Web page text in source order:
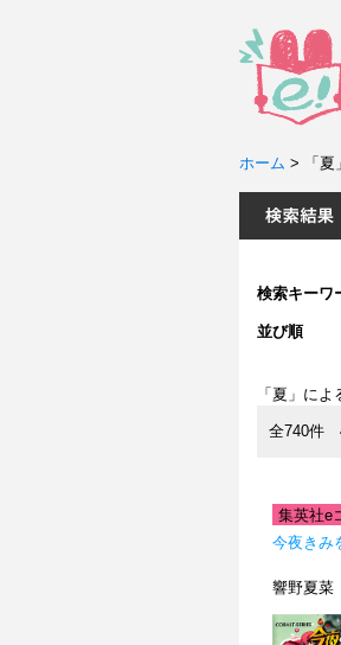
ホーム > 「
検索キーワ
並び
「夏」に
全740件
集英社e
今夜き
響野夏菜